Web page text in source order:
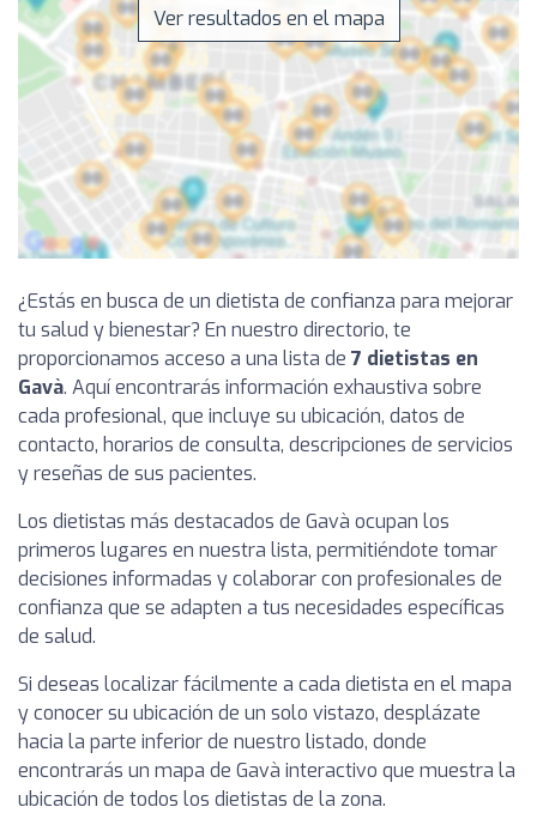
Ver resultados en el mapa
¿Estás en busca de un dietista de confianza para mejorar
tu salud y bienestar? En nuestro directorio, te
proporcionamos acceso a una lista de 7 dietistas en
Gavà. Aquí encontrarás información exhaustiva sobre
cada profesional, que incluye su ubicación, datos de
contacto, horarios de consulta, descripciones de servicios
y reseñas de sus pacientes.
Los dietistas más destacados de Gavà ocupan los
primeros lugares en nuestra lista, permitiéndote tomar
decisiones informadas y colaborar con profesionales de
confianza que se adapten a tus necesidades específicas
de salud.
Si deseas localizar fácilmente a cada dietista en el mapa
y conocer su ubicación de un solo vistazo, desplázate
hacia la parte inferior de nuestro listado, donde
encontrarás un mapa de Gavà interactivo que muestra la
ubicación de todos los dietistas de la zona.